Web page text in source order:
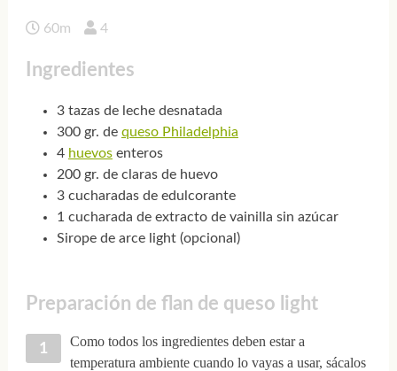
60m 4
Ingredientes
3 tazas de leche desnatada
300 gr. de queso Philadelphia
4 huevosenteros
200 gr. de claras de huevo
3 cucharadas de edulcorante
1 cucharada de extracto de vainilla sin azúcar
Sirope de arce light (opcional)
Preparación de flan de queso light
Como todos los ingredientes deben estar a
temperatura ambiente cuando lo vayas a usar, sácalos